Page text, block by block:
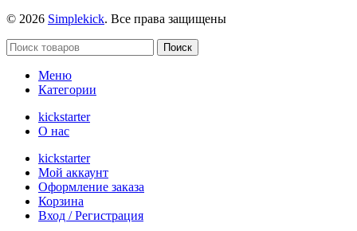
© 2026 Simplekick. Все права защищены
Поиск
Меню
Категории
kickstarter
О нас
kickstarter
Мой аккаунт
Оформление заказа
Корзина
Вход / Регистрация